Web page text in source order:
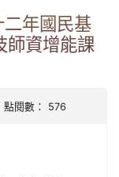
二年國民基
師資增能課
閱數： 576